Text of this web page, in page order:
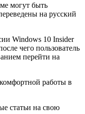
могут быть
на русский
Windows 10 Insider
чего пользователь
перейти на
работы в
статьи на свою